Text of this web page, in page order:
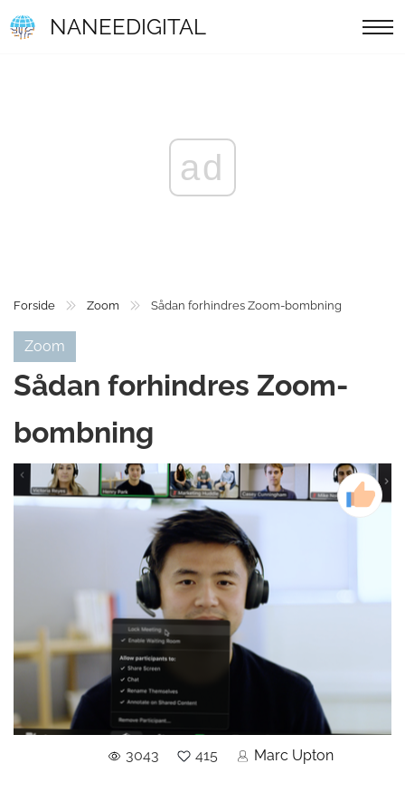
NANEEDIGITAL
ad
Forside Zoom Sådan forhindres Zoom-bombning
Zoom
Sådan forhindres Zoom-
bombning
3043 415 Marc Upton